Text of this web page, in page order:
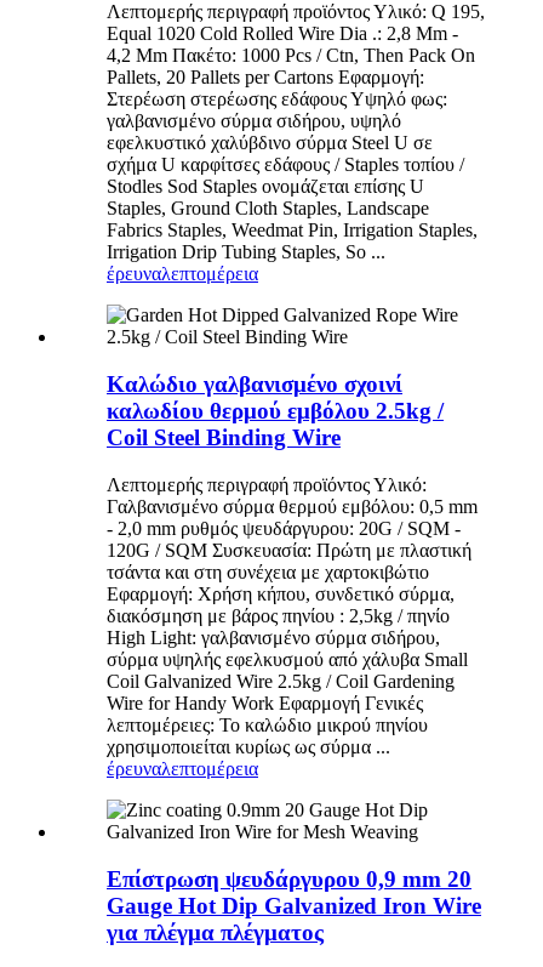
Λεπτομερής περιγραφή προϊόντος Υλικό: Q 195,
Equal 1020 Cold Rolled Wire Dia .: 2,8 Mm -
4,2 Mm Πακέτο: 1000 Pcs / Ctn, Then Pack On
Pallets, 20 Pallets per Cartons Εφαρμογή:
Στερέωση στερέωσης εδάφους Υψηλό φως:
γαλβανισμένο σύρμα σιδήρου, υψηλό
εφελκυστικό χαλύβδινο σύρμα Steel U σε
σχήμα U καρφίτσες εδάφους / Staples τοπίου /
Stodles Sod Staples ονομάζεται επίσης U
Staples, Ground Cloth Staples, Landscape
Fabrics Staples, Weedmat Pin, Irrigation Staples,
Irrigation Drip Tubing Staples, So ...
έρευναλεπτομέρεια
Καλώδιο γαλβανισμένο σχοινί
καλωδίου θερμού εμβόλου 2.5kg /
Coil Steel Binding Wire
Λεπτομερής περιγραφή προϊόντος Υλικό:
Γαλβανισμένο σύρμα θερμού εμβόλου: 0,5 mm
- 2,0 mm ρυθμός ψευδάργυρου: 20G / SQM -
120G / SQM Συσκευασία: Πρώτη με πλαστική
τσάντα και στη συνέχεια με χαρτοκιβώτιο
Εφαρμογή: Χρήση κήπου, συνδετικό σύρμα,
διακόσμηση με βάρος πηνίου : 2,5kg / πηνίο
High Light: γαλβανισμένο σύρμα σιδήρου,
σύρμα υψηλής εφελκυσμού από χάλυβα Small
Coil Galvanized Wire 2.5kg / Coil Gardening
Wire for Handy Work Εφαρμογή Γενικές
λεπτομέρειες: Το καλώδιο μικρού πηνίου
χρησιμοποιείται κυρίως ως σύρμα ...
έρευναλεπτομέρεια
Επίστρωση ψευδάργυρου 0,9 mm 20
Gauge Hot Dip Galvanized Iron Wire
για πλέγμα πλέγματος